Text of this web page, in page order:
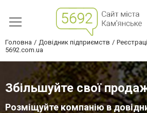
Головна Довідник підприємств
5692.com.ua
Збільшуйте свої
Розміщуйте компанію в